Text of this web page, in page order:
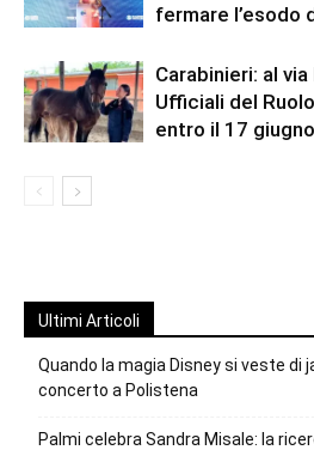
fermare l’esodo
Carabinieri: al
Ufficiali del
entro il 17 giugno
Ultimi Articoli
Quando la magia Disney si veste di
concerto a Polistena
Palmi celebra Sandra Misale: la